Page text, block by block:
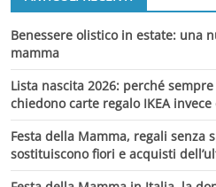
Benessere olistico in estate: una
mamma
Lista nascita 2026: perché
chiedono carte regalo IKEA
Festa della Mamma, regali senza
sostituiscono fiori e acquisti